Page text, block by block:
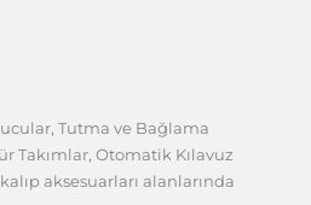
Tutma ve Bağlama
Takımlar, Otomatik Kılavuz
aksesuarları alanlarında